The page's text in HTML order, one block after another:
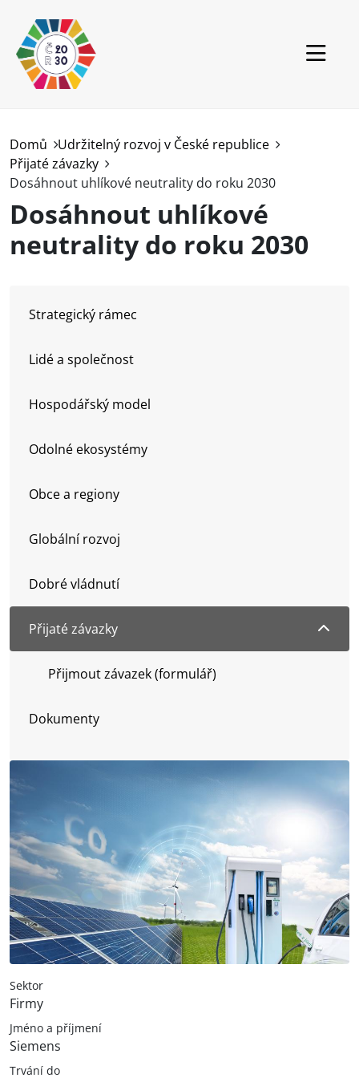
RVUR
Projekty
Domů
Udržitelný rozvoj v České republice
Přijaté závazky
Dosáhnout uhlíkové neutrality do roku 2030
Dosáhnout uhlíkové
neutrality do roku 2030
Sektor
Firmy
Jméno a příjmení
Siemens
Trvání do
Strategický rámec
Lidé a společnost
Hospodářský model
Odolné ekosystémy
Obce a regiony
Globální rozvoj
Dobré vládnutí
Přijaté závazky
Přijmout závazek (formulář)
Dokumenty